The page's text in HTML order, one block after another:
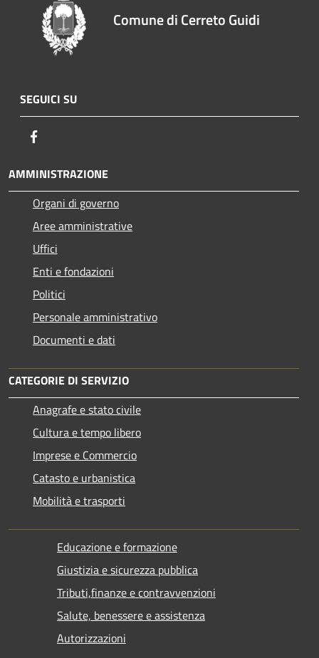
Comune di Cerreto Guidi
SEGUICI SU
AMMINISTRAZIONE
Organi di governo
Aree amministrative
Uffici
Enti e fondazioni
Politici
Personale amministrativo
Documenti e dati
CATEGORIE DI SERVIZIO
Anagrafe e stato civile
Cultura e tempo libero
Imprese e Commercio
Catasto e urbanistica
Mobilità e trasporti
Educazione e formazione
Giustizia e sicurezza pubblica
Tributi,finanze e contravvenzioni
Salute, benessere e assistenza
Autorizzazioni